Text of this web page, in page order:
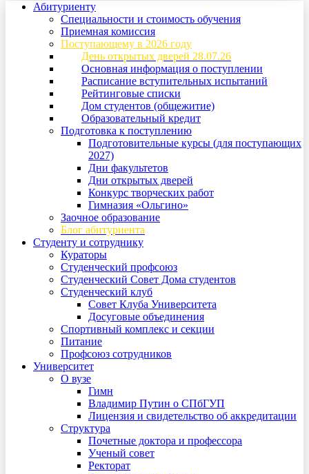
Абитуриенту
Специальности и стоимость обучения
Приемная комиссия
Поступающему в 2026 году
День открытых дверей 28.07.26
Основная информация о поступлении
Расписание вступительных испытаний
Рейтинговые списки
Дом студентов (общежитие)
Образовательный кредит
Подготовка к поступлению
Подготовительные курсы (для поступающих
2027)
Дни факультетов
Дни открытых дверей
Конкурс творческих работ
Гимназия «Ольгино»
Заочное образование
Блог абитуриента
Студенту и сотруднику
Кураторы
Студенческий профсоюз
Студенческий Совет Дома студентов
Студенческий клуб
Совет Клуба Университета
Досуговые объединения
Спортивный комплекс и секции
Питание
Профсоюз сотрудников
Университет
О вузе
Гимн
Владимир Путин о СПбГУП
Лицензия и свидетельство об аккредитации
Структура
Почетные доктора и профессора
Ученый совет
Ректорат